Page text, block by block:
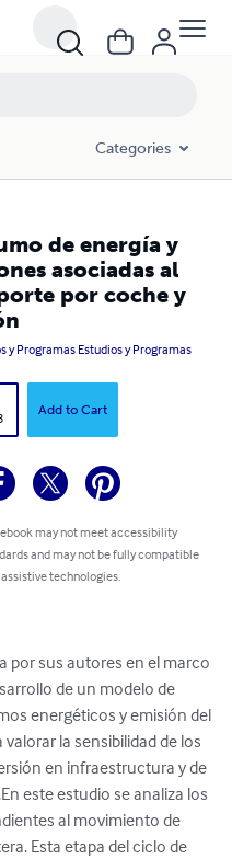
Categories
de energía y
asociadas al
por coche y
y Programas Estudios y Programas
Add to Cart
may not meet accessibility
and may not be fully compatible
technologies.
por sus autores en el marco
de un modelo de
energéticos y emisión del
la sensibilidad de los
en infraestructura y de
este estudio se analiza los
al movimiento de
Esta etapa del ciclo de
al transporte por coche